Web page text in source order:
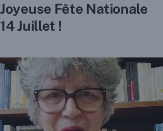
Joyeuse Fête Nationale
14 Juillet !